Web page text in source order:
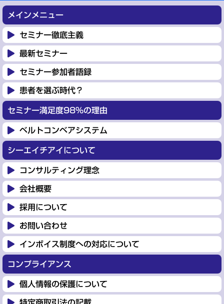
メインメニュー
セミナー徹底主義
最新セミナー
セミナー参加者語録
患者を選ぶ時代？
セミナー満足度98%の理由
ベルトコンベアシステム
シーエイチアイについて
コンサルティング理念
会社概要
採用について
お問い合わせ
インボイス制度への対応について
コンプライアンス
個人情報の保護について